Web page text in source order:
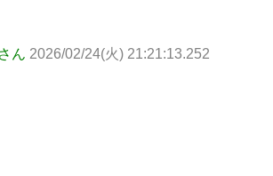
ん 2026/02/24(火) 21:21:13.252